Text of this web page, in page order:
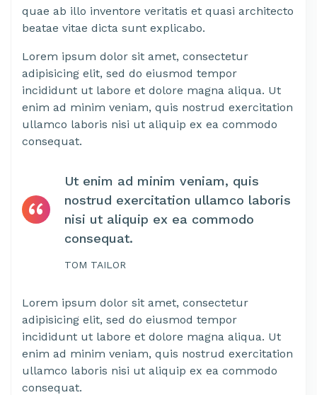
quae ab illo inventore veritatis et quasi architecto
beatae vitae dicta sunt explicabo.
Lorem ipsum dolor sit amet, consectetur
adipisicing elit, sed do eiusmod tempor
incididunt ut labore et dolore magna aliqua. Ut
enim ad minim veniam, quis nostrud exercitation
ullamco laboris nisi ut aliquip ex ea commodo
consequat.
Ut enim ad minim veniam, quis
nostrud exercitation ullamco laboris
nisi ut aliquip ex ea commodo
consequat.
TOM TAILOR
Lorem ipsum dolor sit amet, consectetur
adipisicing elit, sed do eiusmod tempor
incididunt ut labore et dolore magna aliqua. Ut
enim ad minim veniam, quis nostrud exercitation
ullamco laboris nisi ut aliquip ex ea commodo
consequat.